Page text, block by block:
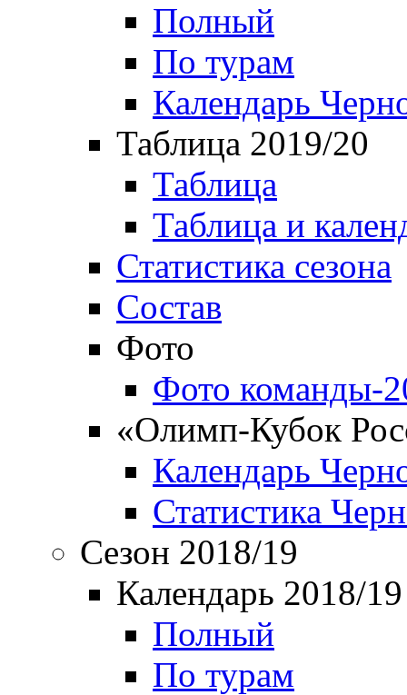
Полный
По турам
Календарь
Таблица 2019/20
Таблица
Таблица и
Статистика сезона
Состав
Фото
Фото команды-
«Олимп-Кубок
Календарь
Статистика
Сезон 2018/19
Календарь 2018/19
Полный
По турам